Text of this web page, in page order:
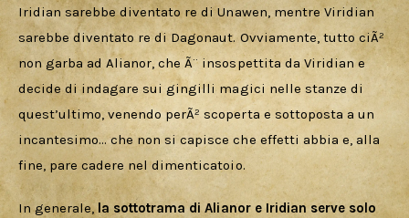
Iridian sarebbe diventato re di Unawen, mentre Viridian
sarebbe diventato re di Dagonaut. Ovviamente, tutto ciÃ²
non garba ad Alianor, che Ã¨ insospettita da Viridian e
decide di indagare sui gingilli magici nelle stanze di
quest’ultimo, venendo perÃ² scoperta e sottoposta a un
incantesimo… che non si capisce che effetti abbia e, alla
fine, pare cadere nel dimenticatoio.
In generale, la sottotrama di Alianor e Iridian serve solo